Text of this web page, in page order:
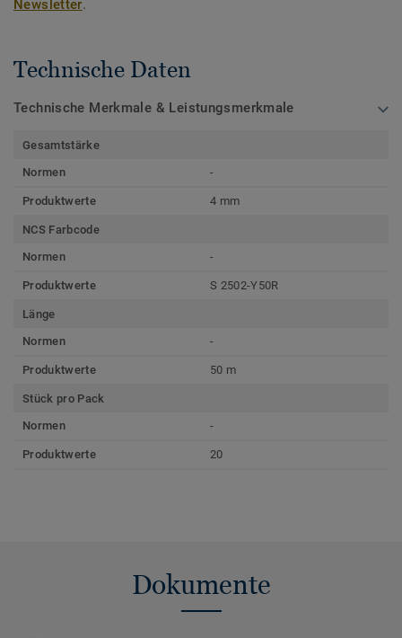
Newsletter.
Technische Daten
Technische Merkmale & Leistungsmerkmale
Gesamtstärke
Normen
-
Produktwerte 4 mm
NCS Farbcode
Normen
-
Produktwerte S 2502-Y50R
Länge
Normen
-
Produktwerte 50 m
Stück pro Pack
Normen
-
Produktwerte 20
Dokumente